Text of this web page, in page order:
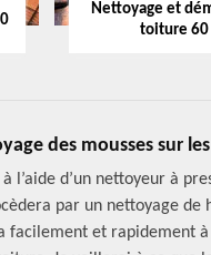
Nettoyage et
toiture 60
des mousses sur
l’aide d’un nettoyeur à
par un nettoyage
facilement et rapidement